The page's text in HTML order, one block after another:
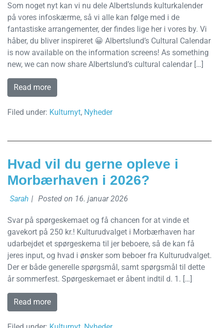
Som noget nyt kan vi nu dele Albertslunds kulturkalender
på vores infoskærme, så vi alle kan følge med i de
fantastiske arrangementer, der findes lige her i vores by. Vi
håber, du bliver inspireret 😀 Albertslund’s Cultural Calendar
is now available on the information screens! As something
new, we can now share Albertslund’s cultural calendar […]
Read more
Filed under: Kulturnyt, Nyheder
Hvad vil du gerne opleve i
Morbærhaven i 2026?
Sarah | Posted on 16. januar 2026
Svar på spørgeskemaet og få chancen for at vinde et
gavekort på 250 kr.! Kulturudvalget i Morbærhaven har
udarbejdet et spørgeskema til jer beboere, så de kan få
jeres input, og hvad i ønsker som beboer fra Kulturudvalget.
Der er både generelle spørgsmål, samt spørgsmål til dette
år sommerfest. Spørgeskemaet er åbent indtil d. 1. […]
Read more